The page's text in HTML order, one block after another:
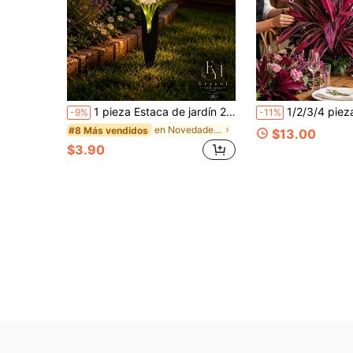
-9% 1 pieza Estaca de jardín 2D con margarita blanca, decoración de jardín con flor impresa plana y hojas verdes, adecuada para césped exterior, patio, camino, cama de flores, decoración de jardín de primavera/verano
#8 Más vendidos en Novedades en decoración de exteriores Decoració
$3.90
-11% 1/2/3/4 piezas de plantas artificiales Ti, gran helecho de Boston artificial realista y plantas de árbol de sangre de dragón, follaje artificial
$13.00